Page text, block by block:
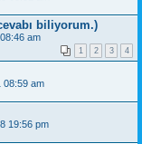
biliyorum.)
am
1 2 3 4
08:59 am
19:56 pm